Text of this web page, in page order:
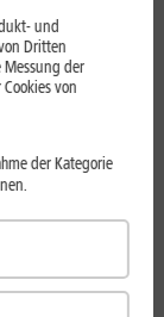
lange
gefragter denn
durchhalten,
Geräte mit
und
Dritten
der
von
der Kategorie